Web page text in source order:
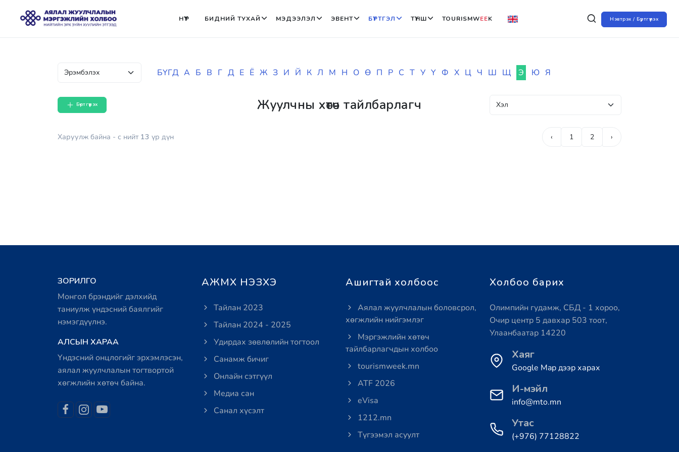
Нэвтрэх / Бүртгүүлэх
НҮҮР БИДНИЙ ТУХАЙ МЭДЭЭЛЭЛ ЭВЕНТ БҮРТГЭЛ ТҮНШ TOURISMWEEK
БҮГД А Б В Г Д Е Ё Ж З И Й К Л М Н О Ө П Р С Т У Ү Ф Х Ц Ч Ш Щ Э Ю Я
Бүртгүүлэх Жуулчны хөтөч тайлбарлагч
Харуулж байна - с нийт 13 үр дүн ‹ 1 2 ›
ЗОРИЛГО
Монгол брэндийг дэлхийд
таниулж үндэсний баялгийг
нэмэгдүүлнэ.
АЛСЫН ХАРАА
Үндэсний онцлогийг эрхэмлэсэн,
аялал жуулчлалын тогтвортой
хөгжлийн хөтөч байна.
АЖМХ НЭЗХЭ
Тайлан 2023
Тайлан 2024 - 2025
Удирдах зөвлөлийн тогтоол
Санамж бичиг
Онлайн сэтгүүл
Медиа сан
Санал хүсэлт
Ашигтай холбоос
Аялал жуулчлалын боловсрол,
хөгжлийн нийгэмлэг
Мэргэжлийн хөтөч
тайлбарлагчдын холбоо
tourismweek.mn
ATF 2026
eVisa
1212.mn
Түгээмэл асуулт
Холбоо барих
Олимпийн гудамж, СБД - 1 хороо,
Очир центр 5 давхар 503 тоот,
Улаанбаатар 14220
Хаяг
Google Map дээр харах
И-мэйл
info@mto.mn
Утас
(+976) 77128822